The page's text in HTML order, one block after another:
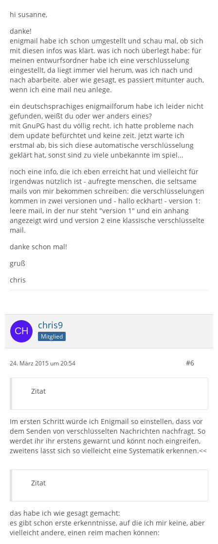
hi susanne,
danke!
enigmail habe ich schon umgestellt und schau mal, ob sich
mit diesen infos was klärt. was ich noch überlegt habe: für
meinen entwurfsordner habe ich eine verschlüsselung
eingestellt, da liegt immer viel herum, was ich nach und
nach abarbeite. aber wie gesagt, es passiert mitunter auch,
wenn ich eine mail neu anlege.
ein deutschsprachiges enigmailforum habe ich leider nicht
gefunden, weißt du oder wer anders eines?
mit GnuPG hast du völlig recht. ich hatte probleme nach
dem update befürchtet und keine zeit. jetzt warte ich
erstmal ab, bis sich diese automatische verschlüsselung
geklärt hat, sonst sind zu viele unbekannte im spiel...
noch eine info, die ich eben erreicht hat und vielleicht für
irgendwas nützlich ist - aufregte menschen, die seltsame
mails von mir bekommen schreiben: die verschlüsselungen
kommen in zwei versionen und - hallo eckhart! - version 1:
leere mail, in der nur steht "version 1" und ein anhang
angezeigt wird und version 2 eine klassische verschlüsselte
mail.
danke schon mal!
gruß
chris
chris9
Mitglied
24. März 2015 um 20:54 #6
Zitat
Im ersten Schritt würde ich Enigmail so einstellen, dass vor
dem Senden von verschlüsselten Nachrichten nachfragt. So
werdet ihr ihr erstens gewarnt und könnt noch eingreifen,
zweitens lässt sich so vielleicht eine Systematik erkennen.<<
Zitat
das habe ich wie gesagt gemacht:
es gibt schon erste erkenntnisse, auf die ich mir keine, aber
vielleicht andere, einen reim machen können: